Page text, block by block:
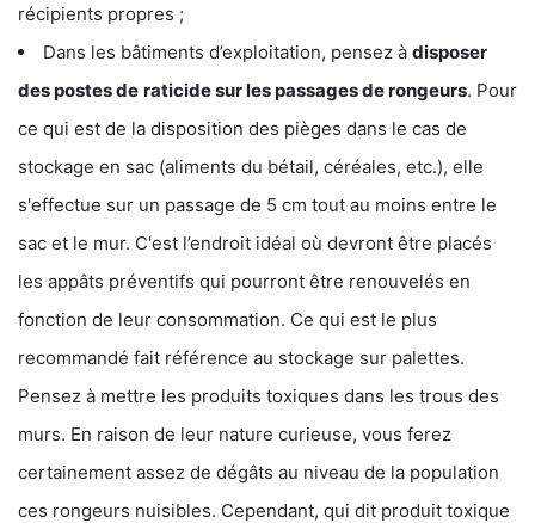
récipients propres ;
Dans les bâtiments d’exploitation, pensez à disposer
des postes de raticide sur les passages de rongeurs. Pour
ce qui est de la disposition des pièges dans le cas de
stockage en sac (aliments du bétail, céréales, etc.), elle
s'effectue sur un passage de 5 cm tout au moins entre le
sac et le mur. C'est l’endroit idéal où devront être placés
les appâts préventifs qui pourront être renouvelés en
fonction de leur consommation. Ce qui est le plus
recommandé fait référence au stockage sur palettes.
Pensez à mettre les produits toxiques dans les trous des
murs. En raison de leur nature curieuse, vous ferez
certainement assez de dégâts au niveau de la population
ces rongeurs nuisibles. Cependant, qui dit produit toxique